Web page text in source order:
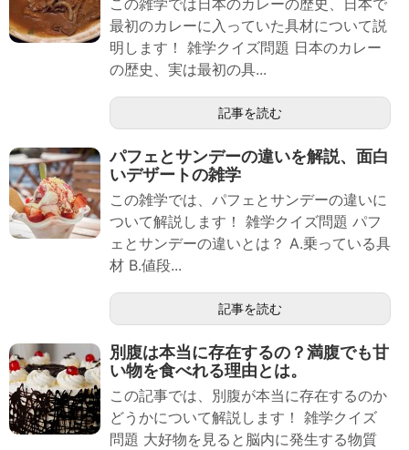
この雑学では日本のカレーの歴史、日本で
最初のカレーに入っていた具材について説
明します！ 雑学クイズ問題 日本のカレー
の歴史、実は最初の具...
記事を読む
パフェとサンデーの違いを解説、面白
いデザートの雑学
この雑学では、パフェとサンデーの違いに
ついて解説します！ 雑学クイズ問題 パフ
ェとサンデーの違いとは？ A.乗っている具
材 B.値段...
記事を読む
別腹は本当に存在するの？満腹でも甘
い物を食べれる理由とは。
この記事では、別腹が本当に存在するのか
どうかについて解説します！ 雑学クイズ
問題 大好物を見ると脳内に発生する物質